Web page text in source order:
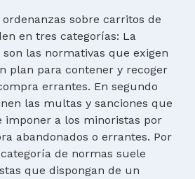
sobre carritos de
en tres categorías: La
las normativas que exigen
plan para contener y recoger
errantes. En segundo
las multas y sanciones que
imponer a los minoristas por
abandonados o errantes. Por
de normas suele
que dispongan de un